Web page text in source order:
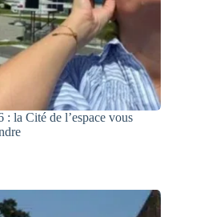
la Cité de l’espace vous